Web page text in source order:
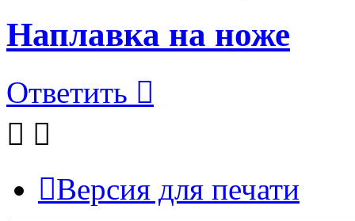
Наплавка на ноже
Ответить
Версия для печати